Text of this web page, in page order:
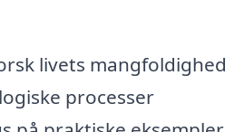
livets mangfoldighed
processer